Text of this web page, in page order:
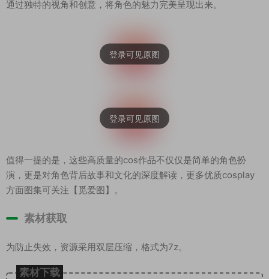
通过独特的视角和创意，将角色的魅力完美呈现出来。
值得一提的是，这些高质量的cos作品不仅仅是简单的角色扮
演，更是对角色背后故事和文化的深度解读，更多优质cosplay
方面图集可关注【觅爱图】。
素材获取
为防止失效，资源采用双层压缩，格式为7z。
素材下载